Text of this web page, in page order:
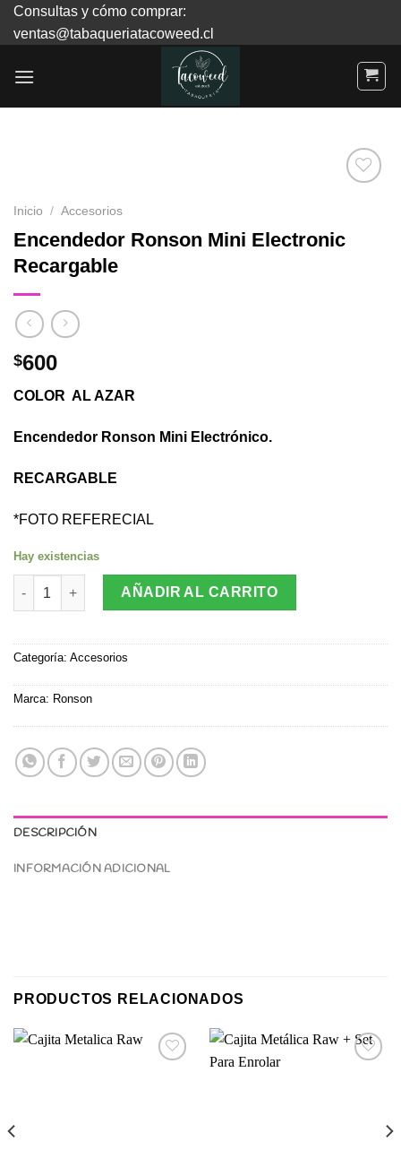
SkipConsultas y cómo comprar:
ventas@tabaqueriatacoweed.cl
Agregar
Inicio / Accesorios
Encendedor Ronson Mini Electronic
Recargable
$600
COLOR AL AZAR
Encendedor Ronson Mini Electrónico.
RECARGABLE
*FOTO REFERECIAL
Hay existencias
Encendedor Ronson Mini Electronic Recargable cantidad
AÑADIR AL CARRITO
Categoría: Accesorios
Marca: Ronson
DESCRIPCIÓN
INFORMACIÓN ADICIONAL
PRODUCTOS RELACIONADOS